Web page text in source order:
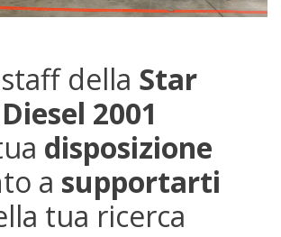
della Star
Diesel 2001
disposizione
a supportarti
tua ricerca